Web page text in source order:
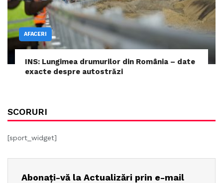
AFACERI
INS: Lungimea drumurilor din România – date
exacte despre autostrăzi
SCORURI
[sport_widget]
Abonați-vă la Actualizări prin e-mail